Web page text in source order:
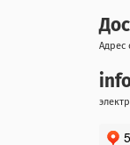
Адрес